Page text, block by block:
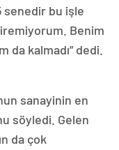
senedir bu işle
Benim
kalmadı” dedi.
sanayinin en
söyledi. Gelen
da çok